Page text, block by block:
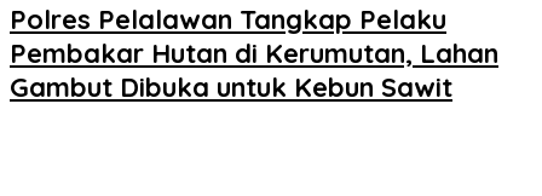
Polres Pelalawan Tangkap Pelaku
Pembakar Hutan di Kerumutan, Lahan
Gambut Dibuka untuk Kebun Sawit